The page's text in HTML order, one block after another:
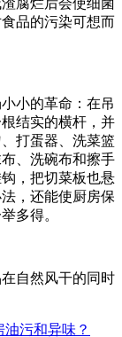
品的污染可想而
小的革命：在吊
结实的横杆，并
打蛋器、洗菜篮
、洗碗布和擦手
，把切菜板也悬
，还能使厨房保
多得。
自然风干的同时
污和异味？